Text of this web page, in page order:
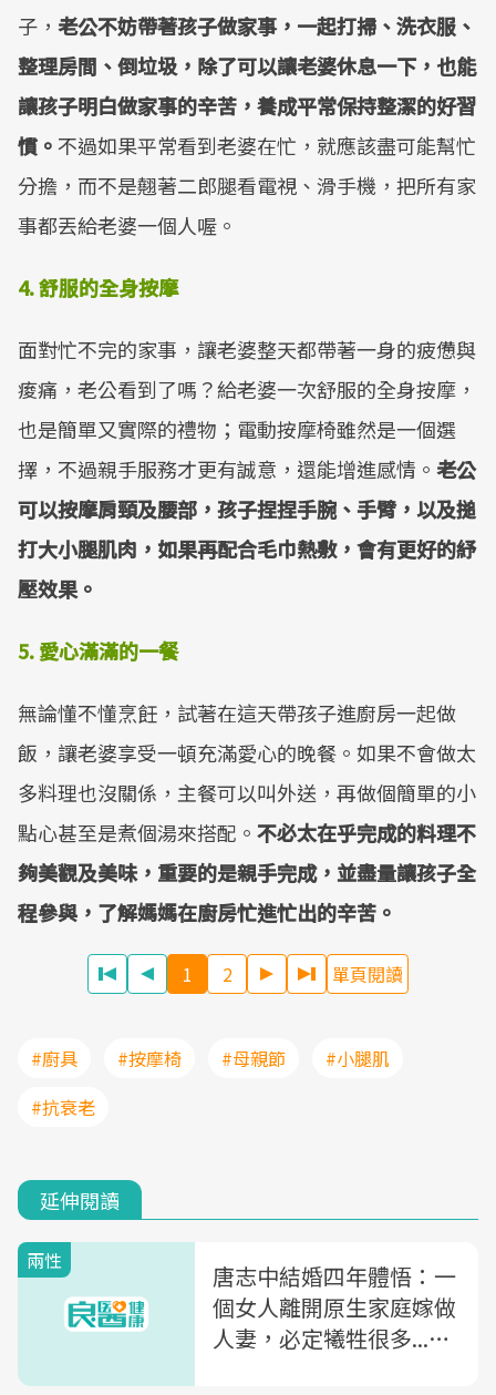
子， 老公不妨帶著孩子做家事，一起打掃、洗衣服、
整理房間、倒垃圾，除了可以讓老婆休息一下，也能
讓孩子明白做家事的辛苦，養成平常保持整潔的好習
慣。不過如果平常看到老婆在忙，就應該盡可能幫忙
分擔，而不是翹著二郎腿看電視、滑手機，把所有家
事都丟給老婆一個人喔。
4.舒服的全身按摩
面對忙不完的家事，讓老婆整天都帶著一身的疲憊與
痠痛，老公看到了嗎？給老婆一次舒服的全身按摩，
也是簡單又實際的禮物；電動按摩椅雖然是一個選
擇，不過親手服務才更有誠意，還能增進感情。 老公
可以按摩肩頸及腰部，孩子捏捏手腕、手臂，以及搥
打大小腿肌肉，如果再配合毛巾熱敷，會有更好的紓
壓效果。
5.愛心滿滿的一餐
無論懂不懂烹飪，試著在這天帶孩子進廚房一起做
飯，讓老婆享受一頓充滿愛心的晚餐。如果不會做太
多料理也沒關係，主餐可以叫外送，再做個簡單的小
點心甚至是煮個湯來搭配。 不必太在乎完成的料理不
夠美觀及美味，重要的是親手完成，並盡量讓孩子全
程參與，了解媽媽在廚房忙進忙出的辛苦。
1 2 單頁閱讀
#廚具 #按摩椅 #母親節
#小腿肌
#抗衰老
延伸閱讀
兩性
唐志中結婚四年體悟：一
個女人離開原生家庭嫁做
人妻，必定犧牲很多...男